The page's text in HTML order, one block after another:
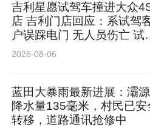
吉利星愿试驾车撞进大众
店 吉利门店回应：系试驾
户误踩电门 无人员伤亡 试驾
车有全额保险
2026-08-06
蓝田大暴雨最新进展：灞
降水量135毫米，村民已安
转移，道路通讯抢修中